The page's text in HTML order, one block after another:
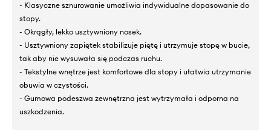
- Klasyczne sznurowanie umożliwia indywidualne dopasowanie do
stopy.
- Okrągły, lekko usztywniony nosek.
- Usztywniony zapiętek stabilizuje piętę i utrzymuje stopę w bucie,
tak aby nie wysuwała się podczas ruchu.
- Tekstylne wnętrze jest komfortowe dla stopy i ułatwia utrzymanie
obuwia w czystości.
- Gumowa podeszwa zewnętrzna jest wytrzymała i odporna na
uszkodzenia.